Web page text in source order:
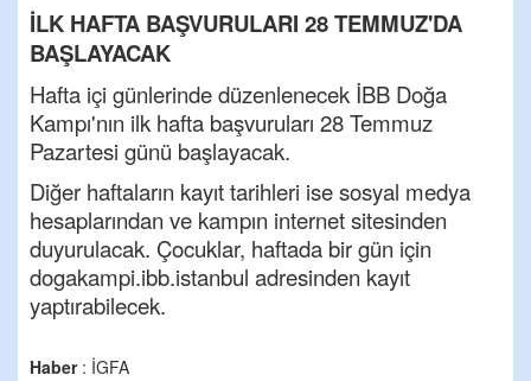
İLK HAFTA BAŞVURULARI 28 TEMMUZ'DA
BAŞLAYACAK
Hafta içi günlerinde düzenlenecek İBB Doğa
Kampı'nın ilk hafta başvuruları 28 Temmuz
Pazartesi günü başlayacak.
Diğer haftaların kayıt tarihleri ise sosyal medya
hesaplarından ve kampın internet sitesinden
duyurulacak. Çocuklar, haftada bir gün için
dogakampi.ibb.istanbul adresinden kayıt
yaptırabilecek.
Haber: İGFA